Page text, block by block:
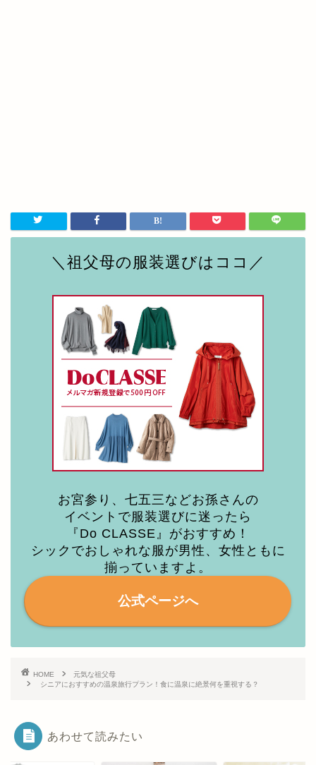
＼祖父母の服装選びはココ／
お宮参り、七五三などお孫さんの
イベントで服装選びに迷ったら
『Do CLASSE』がおすすめ！
シックでおしゃれな服が男性、女性ともに
揃っていますよ。
公式ページへ
HOME
元気な祖父母
シニアにおすすめの温泉旅行プラン！食に温泉に絶景何を重視する？
あわせて読みたい